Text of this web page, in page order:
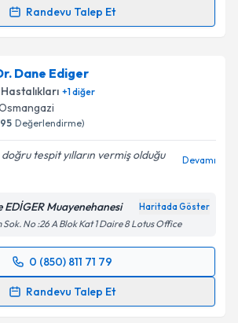
Randevu Talep Et
e-posta ile bilgilendireceğiz.
okudum ve kişisel verilerimin belirtilen
işlenmesini kabul ediyorum.
Takvim Talebini Gönder
Dane Ediger
+1diğer
Değerlendirme)
tespit yılların vermiş olduğu
Devamı
Muayenehanesi Haritada Göster
Sok. No :26 A Blok Kat 1 Daire 8 Lotus Office
0 (850) 811 71 79
Randevu Talep Et
Talebi